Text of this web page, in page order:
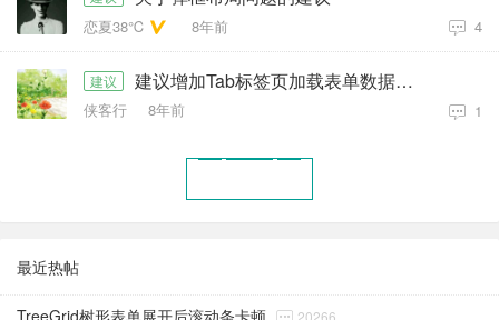
恋夏38℃ 8年前 4
建议 建议增加Tab标签页加载表单数据功能
侠客行 8年前 1
最近热帖
TreeGrid树形表单展开后滚动条卡顿 20266